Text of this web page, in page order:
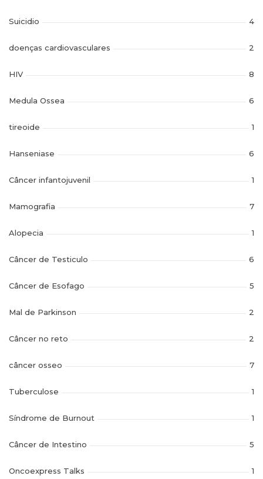
Suicidio 4
doenças cardiovasculares 2
HIV 8
Medula Ossea 6
tireoide 1
Hanseniase 6
Câncer infantojuvenil 1
Mamografia 7
Alopecia 1
Câncer de Testiculo 6
Câncer de Esofago 5
Mal de Parkinson 2
Câncer no reto 2
câncer osseo 7
Tuberculose 1
Síndrome de Burnout 1
Câncer de Intestino 5
Oncoexpress Talks 1